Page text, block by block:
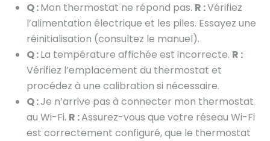
Q :Mon thermostat ne répond pas. R :Vérifiez
l’alimentation électrique et les piles. Essayez une
réinitialisation (consultez le manuel).
Q :La température affichée est incorrecte. R :
Vérifiez l’emplacement du thermostat et
procédez à une calibration si nécessaire.
Q :Je n’arrive pas à connecter mon thermostat
au Wi-Fi. R :Assurez-vous que votre réseau Wi-Fi
est correctement configuré, que le thermostat